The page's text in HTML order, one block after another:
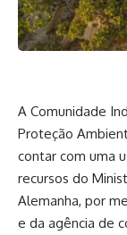
A Comunidade
Proteção
contar com uma
recursos do
Alemanha, por
e da agência de